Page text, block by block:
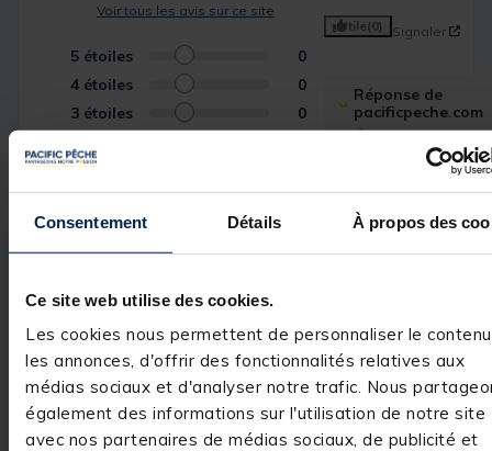
Consentement Détails À propos des
Ce site web utilise des cookies.
Les cookies nous permettent de personnaliser le
les annonces, d'offrir des fonctionnalités relatives aux
médias sociaux et d'analyser notre trafic. Nous
également des informations sur l'utilisation de notre site
avec nos partenaires de médias sociaux, de publicité et
Voir tous les avis sur ce site
5 étoiles
0
4 étoiles
0
3 étoiles
0
1étoile
Utile(0) Signaler
Réponse de
pacificpeche.com
Bonjour,
Nous sommes
sincèrement
désolés pour
l'erreur
concernant
conforme (R9
lieu du R16
attendu). Nous
comprenons à
quel point cela
peut être
frustrant. Soyez